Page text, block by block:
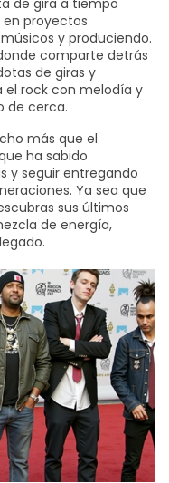
de gira a tiempo
proyectos
y produciendo.
comparte detrás
de giras y
el rock con melodía y
de cerca.
más que el
ha sabido
y seguir entregando
Ya sea que
sus últimos
de energía,